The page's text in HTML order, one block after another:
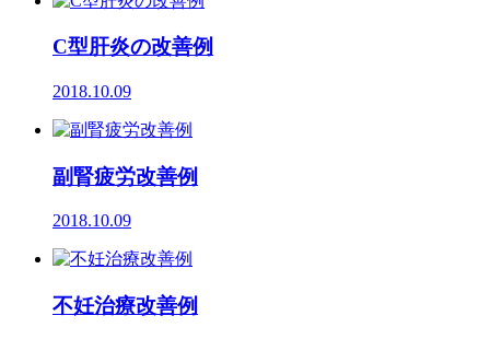
C型肝炎の改善例
2018.10.09
副腎疲労改善例
2018.10.09
不妊治療改善例